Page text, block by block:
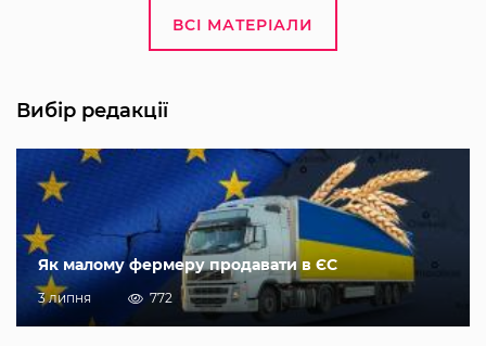
ВСІ МАТЕРІАЛИ
Вибір редакції
Як малому фермеру продавати в ЄС
3 липня 772